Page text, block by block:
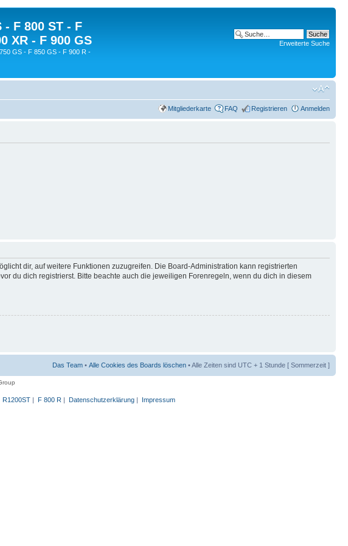
- F 800 ST - F
XR - F 900 GS
GS - F 850 GS - F 900 R -
Erweiterte Suche
Mitgliederkarte FAQ Registrieren Anmelden
dir, auf weitere Funktionen zuzugreifen. Die Board-Administration kann registrierten
du dich registrierst. Bitte beachte auch die jeweiligen Forenregeln, wenn du dich in diesem
Das Team • Alle Cookies des Boards löschen • Alle Zeiten sind UTC + 1 Stunde [ Sommerzeit ]
R1200ST| F 800 R | Datenschutzerklärung| Impressum